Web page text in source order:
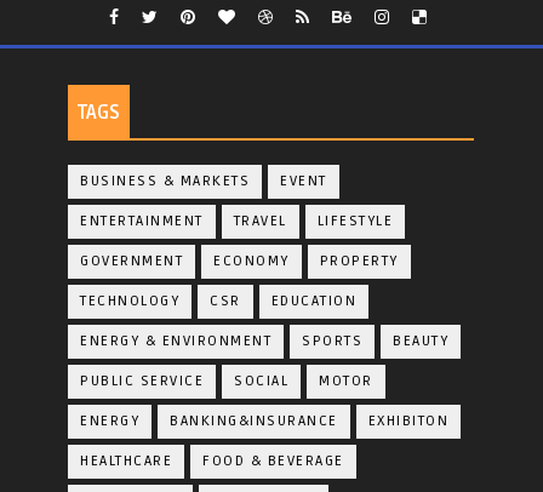
TAGS
BUSINESS & MARKETS EVENT
ENTERTAINMENT TRAVEL LIFESTYLE
GOVERNMENT ECONOMY PROPERTY
TECHNOLOGY CSR EDUCATION
ENERGY & ENVIRONMENT SPORTS BEAUTY
PUBLIC SERVICE SOCIAL MOTOR
ENERGY BANKING&INSURANCE EXHIBITON
HEALTHCARE FOOD & BEVERAGE